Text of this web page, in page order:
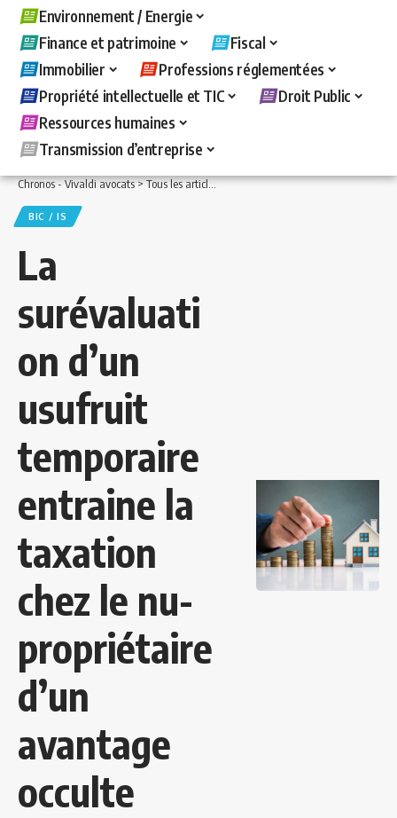
Environnement / Energie
Finance et patrimoine
Fiscal
Immobilier
Professions réglementées
Propriété intellectuelle et TIC
Droit Public
Ressources humaines
Transmission d’entreprise
Chronos - Vivaldi avocats>Tous les articles >Fiscal>BIC / IS>La surévaluation
BIC / IS
La
surévaluati
on d’un
usufruit
temporaire
entraine la
taxation
chez le nu-
propriétaire
d’un
avantage
occulte